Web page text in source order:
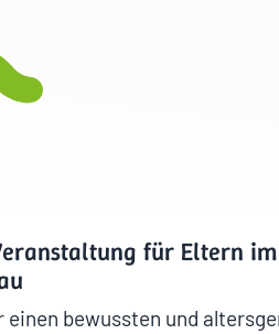
für Eltern im
einen bewussten und